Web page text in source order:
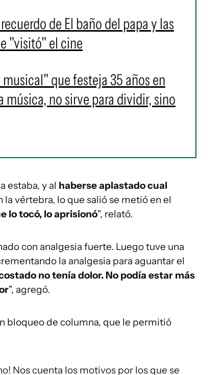
de El baño del papa y las
"visitó" el cine
que festeja 35 años en
no sirve para dividir, sino
estaba, y al haberse aplastado cual
la vértebra, lo que salió se metió en el
lo tocó, lo aprisionó", relató.
con analgesia fuerte. Luego tuve una
la analgesia para aguantar el
no tenía dolor. No podía estar más
", agregó.
bloqueo de columna, que le permitió
Nos cuenta los motivos por los que se